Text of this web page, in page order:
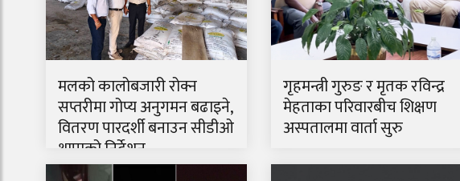
मलको कालोबजारी रोक्न
सप्तरीमा गोप्य अनुगमन बढाइने,
वितरण पारदर्शी बनाउन सीडीओ
थापाको निर्देशन
गृहमन्त्री गुरुङ र मृतक रविन्द्र
मेहताका परिवारबीच शिक्षण
अस्पतालमा वार्ता सुरु